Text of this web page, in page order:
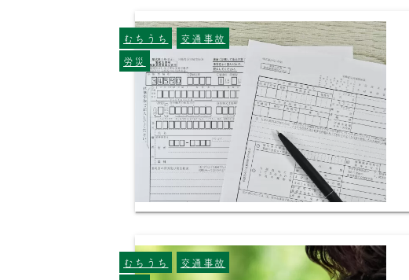
むちうち
交通事故
労災
むちうち
交通事故